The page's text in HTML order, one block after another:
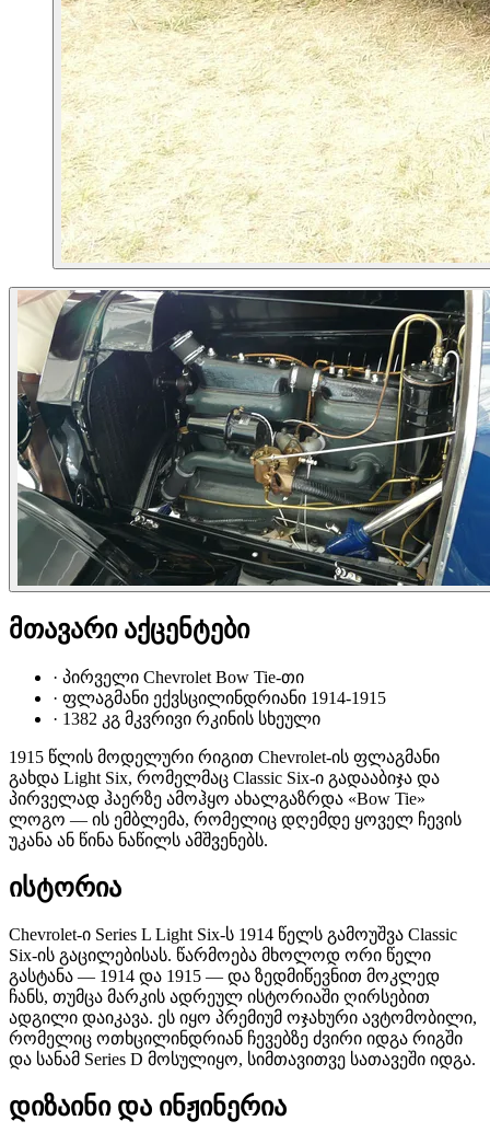
მთავარი აქცენტები
· პირველი Chevrolet Bow Tie-თი
· ფლაგმანი ექვსცილინდრიანი 1914-1915
· 1382 კგ მკვრივი რკინის სხეული
1915 წლის მოდელური რიგით Chevrolet-ის ფლაგმანი
გახდა Light Six, რომელმაც Classic Six-ი გადააბიჯა და
პირველად ჰაერზე ამოჰყო ახალგაზრდა «Bow Tie»
ლოგო — ის ემბლემა, რომელიც დღემდე ყოველ ჩევის
უკანა ან წინა ნაწილს ამშვენებს.
ისტორია
Chevrolet-ი Series L Light Six-ს 1914 წელს გამოუშვა Classic
Six-ის გაცილებისას. წარმოება მხოლოდ ორი წელი
გასტანა — 1914 და 1915 — და ზედმიწევნით მოკლედ
ჩანს, თუმცა მარკის ადრეულ ისტორიაში ღირსებით
ადგილი დაიკავა. ეს იყო პრემიუმ ოჯახური ავტომობილი,
რომელიც ოთხცილინდრიან ჩევებზე ძვირი იდგა რიგში
და სანამ Series D მოსულიყო, სიმთავითვე სათავეში იდგა.
დიზაინი და ინჟინერია